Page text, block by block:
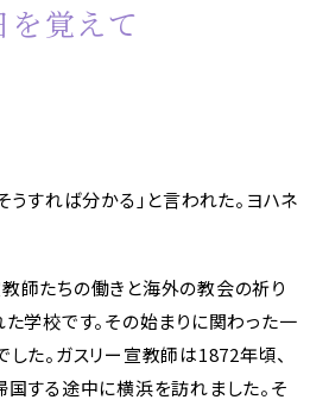
覚えて
うすれば分かる」と言われた。ヨハネ
師たちの働きと海外の教会の祈り
た学校です。その始まりに関わった一
した。ガスリー宣教師は1872年頃、
国する途中に横浜を訪れました。そ